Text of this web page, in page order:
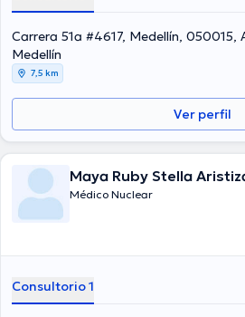
Carrera 51a #4617, Medellín,
Medellín
7,5 km
Ver perfil
Maya Ruby Stella
Médico Nuclear
Consultorio 1